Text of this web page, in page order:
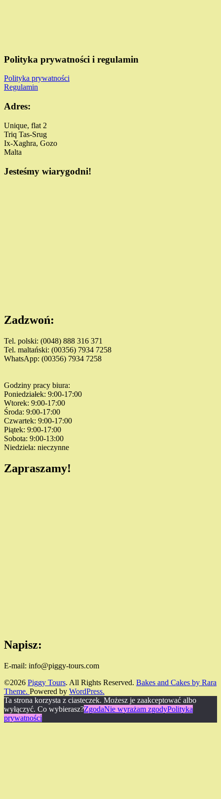
Polityka prywatności i regulamin
Polityka prywatności
Regulamin
Adres:
Unique, flat 2
Triq Tas-Srug
Ix-Xaghra, Gozo
Malta
Jesteśmy wiarygodni!
Zadzwoń:
Tel. polski: (0048) 888 316 371
Tel. maltański: (00356) 7934 7258
WhatsApp: (00356) 7934 7258
Godziny pracy biura:
Poniedziałek: 9:00-17:00
Wtorek: 9:00-17:00
Środa: 9:00-17:00
Czwartek: 9:00-17:00
Piątek: 9:00-17:00
Sobota: 9:00-13:00
Niedziela: nieczynne
Zapraszamy!
Napisz:
E-mail: info@piggy-tours.com
©2026 Piggy Tours. All Rights Reserved. Bakes and Cakes by Rara
Theme. Powered by WordPress.
Ta strona korzysta z ciasteczek. Możesz je zaakceptować albo
wyłączyć. Co wybierasz?ZgodaNie wyrażam zgodyPolityka
prywatności